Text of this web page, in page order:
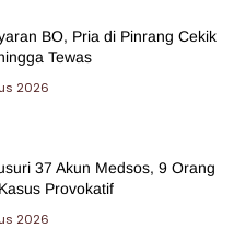
BO, Pria di Pinrang Cekik
Tewas
2026
37 Akun Medsos, 9 Orang
Provokatif
2026